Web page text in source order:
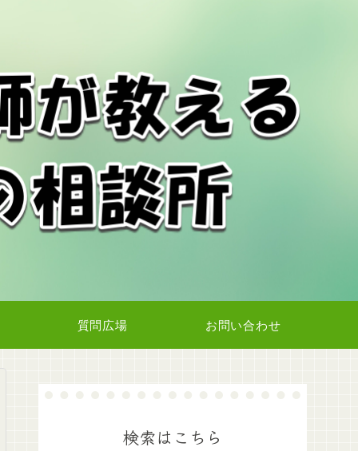
質問広場 お問い合わせ
検索はこちら